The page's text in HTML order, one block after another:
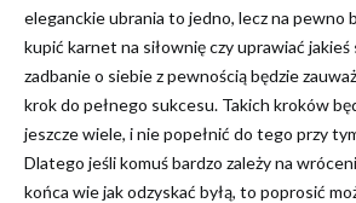
eleganckie ubrania to jedno, lecz na pewno
kupić karnet na siłownię czy uprawiać jakieś
zadbanie o siebie z pewnością będzie
krok do pełnego sukcesu. Takich kroków
jeszcze wiele, i nie popełnić do tego przy
Dlatego jeśli komuś bardzo zależy na
końca wie jak odzyskać byłą, to poprosić